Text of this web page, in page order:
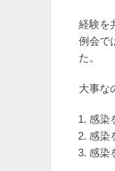
経験を
例会で
た。
大事な
感染
感染
感染